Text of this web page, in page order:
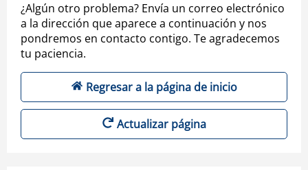
¿Algún otro problema? Envía un correo electrónico
a la dirección que aparece a continuación y nos
pondremos en contacto contigo. Te agradecemos
tu paciencia.
Regresar a la página de inicio
Actualizar página